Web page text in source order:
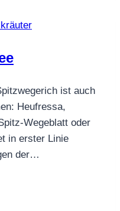
ist auch
Heufressa,
Wegeblatt oder
in erster Linie
der…